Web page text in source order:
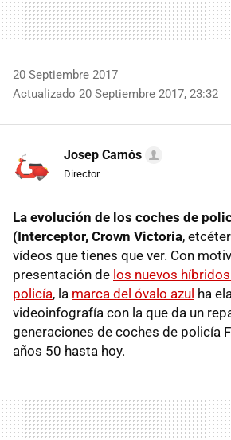
20 Septiembre 2017
Actualizado 20 Septiembre 2017, 23:32
Josep Camós
Director
La evolución de los coches de
(Interceptor, Crown Victoria,
vídeos que tienes que ver. Con
presentación de los nuevos
policía, la marca del óvalo azul ha
videoinfografía con la que da un
generaciones de coches de policía
años 50 hasta hoy.